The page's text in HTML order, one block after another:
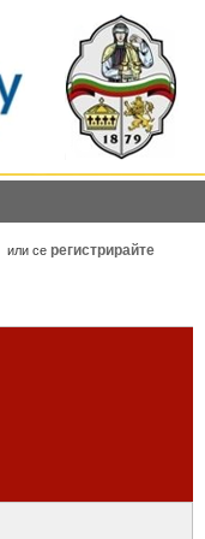
или се регистрирайте